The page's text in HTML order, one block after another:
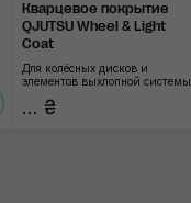
Кварцевое покрытие
QJUTSU Wheel & Light
Coat
Для колёсных дисков и
элементов выхлопной системы
... ₴